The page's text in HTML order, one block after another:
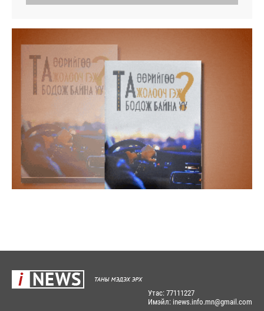
Утас: 77111227
Имэйл: inews.info.mn@gmail.com